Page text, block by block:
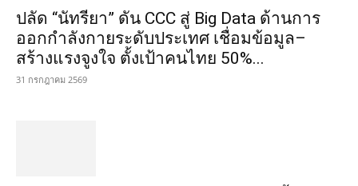
ปลัด “นัทรียา” ดัน CCC สู่ Big Data ด้านการ
ออกกำลังกายระดับประเทศ เชื่อมข้อมูล–
สร้างแรงจูงใจ ตั้งเป้าคนไทย 50%...
31 กรกฎาคม 2569